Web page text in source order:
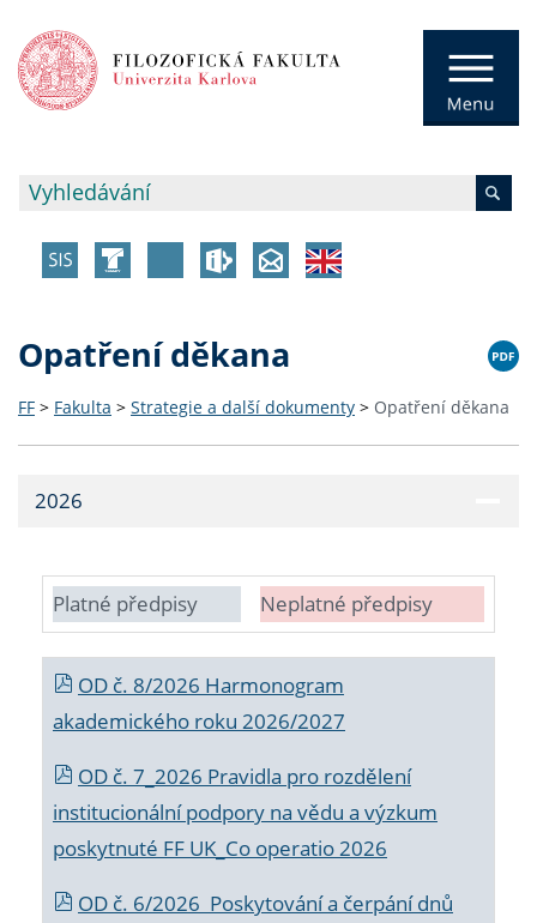
Opatření děkana
FF > Fakulta > Strategie a další dokumenty > Opatření děkana
2026
Platné předpisy Neplatné předpisy
OD č. 8/2026 Harmonogram
akademického roku 2026/2027
OD č. 7_2026 Pravidla pro rozdělení
institucionální podpory na vědu a výzkum
poskytnuté FF UK_Co operatio 2026
OD č. 6/2026 Poskytování a čerpání dnů